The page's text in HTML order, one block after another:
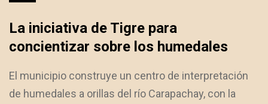
La iniciativa de Tigre para
concientizar sobre los humedales
El municipio construye un centro de interpretación
de humedales a orillas del río Carapachay, con la